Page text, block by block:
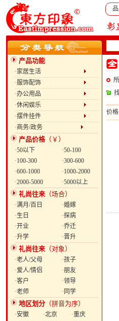
产品功能
·家居生活
·服饰配饰
·办公用品
·休闲娱乐
·摆件挂件
·商务/政务
产品价格（￥）
·50以下
·50-100
·100-300
·300-600
·600-1000
·1000-2000
·2000-5000
·5000以上
礼尚往来 （场合）
·满月/百日
·婚嫁
·生日
·探病
·开业
·乔迁
·升学
·晋升
礼尚往来 （对象）
·老人/父母
·孩子
·爱人/情侣
·朋友
·客户
·领导
·老师
·同学
地区划分 （拼音为序）
·安徽 ·北京
·重庆
价格